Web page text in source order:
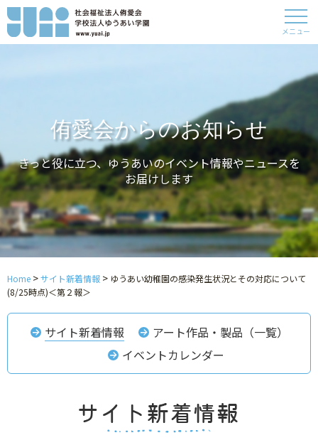
メニュー
侑愛会からのお知らせ
きっと役に立つ、ゆうあいのイベント情報やニュースを
お届けします
Home >サイト新着情報 > ゆうあい幼稚園の感染発生状況とその対応について
(8/25時点)＜第２報＞
サイト新着情報
アート作品・製品（一覧）
イベントカレンダー